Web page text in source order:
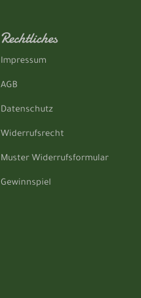
Rechtliches
Impressum
AGB
Datenschutz
Widerrufsrecht
Muster Widerrufsformular
Gewinnspiel